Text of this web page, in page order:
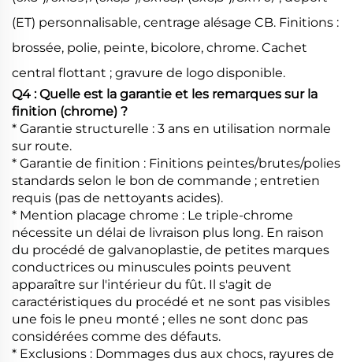
(ET) personnalisable, centrage alésage CB. Finitions :
brossée, polie, peinte, bicolore, chrome. Cachet
central flottant ; gravure de logo disponible.
Q4 : Quelle est la garantie et les remarques sur la
finition (chrome) ?
* Garantie structurelle : 3 ans en utilisation normale
sur route.
* Garantie de finition : Finitions peintes/brutes/polies
standards selon le bon de commande ; entretien
requis (pas de nettoyants acides).
* Mention placage chrome : Le triple-chrome
nécessite un délai de livraison plus long. En raison
du procédé de galvanoplastie, de petites marques
conductrices ou minuscules points peuvent
apparaître sur l'intérieur du fût. Il s'agit de
caractéristiques du procédé et ne sont pas visibles
une fois le pneu monté ; elles ne sont donc pas
considérées comme des défauts.
* Exclusions : Dommages dus aux chocs, rayures de